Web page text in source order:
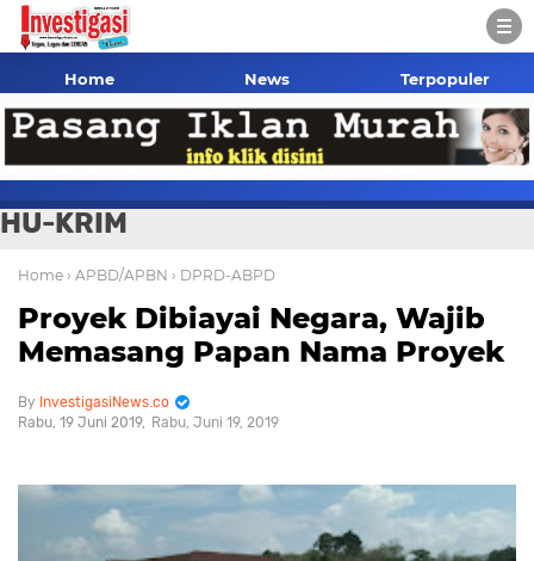
Home News Terpopuler
HU-KRIM
Home › APBD/APBN › DPRD-ABPD
Proyek Dibiayai Negara, Wajib
Memasang Papan Nama Proyek
InvestigasiNews.co
Rabu, 19 Juni 2019
Rabu, Juni 19, 2019